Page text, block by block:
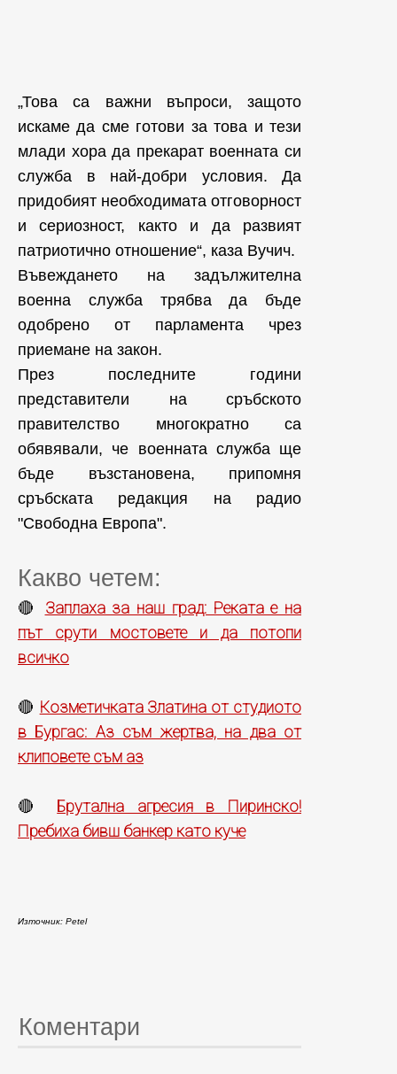
„Това са важни въпроси, защото
искаме да сме готови за това и тези
млади хора да прекарат военната си
служба в най-добри условия. Да
придобият необходимата отговорност
и сериозност, както и да развият
патриотично отношение“, каза Вучич.
Въвеждането на задължителна
военна служба трябва да бъде
одобрено от парламента чрез
приемане на закон.
През последните години
представители на сръбското
правителство многократно са
обявявали, че военната служба ще
бъде възстановена, припомня
сръбската редакция на радио
"Свободна Европа".
Какво четем:
🔴 Заплаха за наш град: Реката е на
път срути мостовете и да потопи
всичко
🔴 Козметичката Златина от студиото
в Бургас: Аз съм жертва, на два от
клиповете съм аз
🔴 Брутална агресия в Пиринско!
Пребиха бивш банкер като куче
Източник: Petel
Коментари